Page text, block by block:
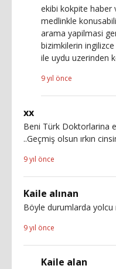
ekibi kokpite haber
medlinkle
arama yapilmasi
bizimkilerin
ile uydu uzerinden
9 yıl önce
xx
Beni Türk Doktorlarina
..Geçmiş olsun ırkın
9 yıl önce
Kaile alınan
Böyle durumlarda yolcu
9 yıl önce
Kaile alan